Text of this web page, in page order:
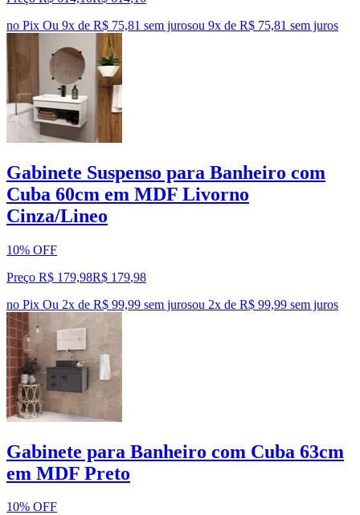
no Pix Ou 9x de R$ 75,81 sem jurosou 9x de R$ 75,81 sem juros
Gabinete Suspenso para Banheiro com
Cuba 60cm em MDF Livorno
Cinza/Lineo
10% OFF
Preço R$ 179,98R$ 179,98
no Pix Ou 2x de R$ 99,99 sem jurosou 2x de R$ 99,99 sem juros
Gabinete para Banheiro com Cuba 63cm
em MDF Preto
10% OFF